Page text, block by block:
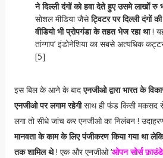
ने दिल्ली दंगों को हवा देते हुए उसमे लाखों रु
सोशल मीडिया जैसेट्विटर पर दिल्ली दंगों
वीडियो भी प्रोपगंडा के तहत भेज रहा था!
तांग्गाप’ इंडोनेशिया का सबसे अत्यधिक
[5]
इस बिल के आने के बादएनजीओ द्वारा भारत के
एनजीओ पर लगाम रहेगीसाथ ही फंड किसी मकसद
लगा तो सीधे जांच कर एनजीओ का निलंबन !
मानवता के काम के लिए पंजीकरण किया गया था
तक शामिल थे! एक और एनजीओ ‘ओपन सोर्स